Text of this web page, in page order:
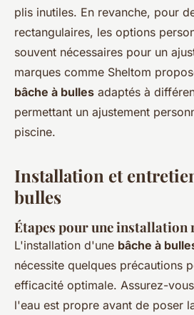
plis inutiles. En revanche, pour
rectangulaires, les options
souvent nécessaires pour un
marques comme Sheltom
bâche à bulles adaptés à
permettant un ajustement
piscine.
Installation et
bulles
Étapes pour une installation
L'installation d'une bâche à
nécessite quelques précautions
efficacité optimale. Assurez-
l'eau est propre avant de poser